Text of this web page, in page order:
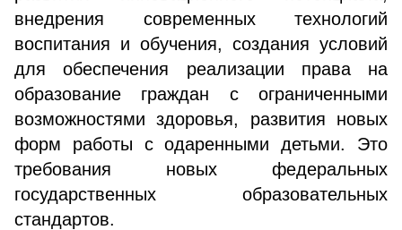
внедрения современных технологий
воспитания и обучения, создания условий
для обеспечения реализации права на
образование граждан с ограниченными
возможностями здоровья, развития новых
форм работы с одаренными детьми. Это
требования новых федеральных
государственных образовательных
стандартов.